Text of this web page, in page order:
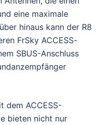
eine maximale
hinaus kann der R8
FrSky ACCESS-
SBUS-Anschluss
dem ACCESS-
bieten nicht nur